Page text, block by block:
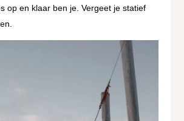
op en klaar ben je. Vergeet je statief